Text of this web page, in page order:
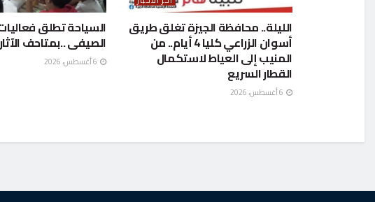
الليلة.. محافظة الجيزة تغلق طريق
أسوان الزراعي كليا 4 أيام.. من
المنيب إلى العياط لاستكمال
القطار السريع
السياحة تطلق
الصيفى ..بمتاحف الآثار